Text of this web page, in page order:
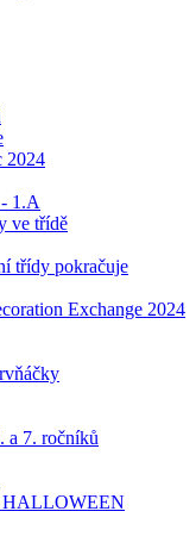
2024
1.A
ve třídě
třídy pokračuje
Exchange 2024
a 7. ročníků